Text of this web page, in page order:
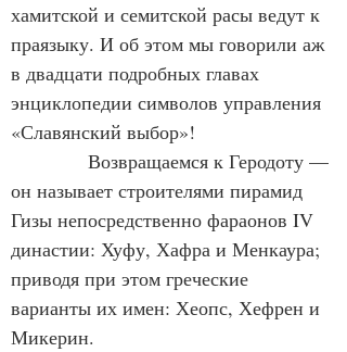
хамитской и семитской расы ведут к
праязыку. И об этом мы говорили аж
в двадцати подробных главах
энциклопедии символов управления
«Славянский выбор»!
Возвращаемся к Геродоту —
он называет строителями пирамид
Гизы непосредственно фараонов IV
династии: Хуфу, Хафра и Менкаура;
приводя при этом греческие
варианты их имен: Хеопс, Хефрен и
Микерин.